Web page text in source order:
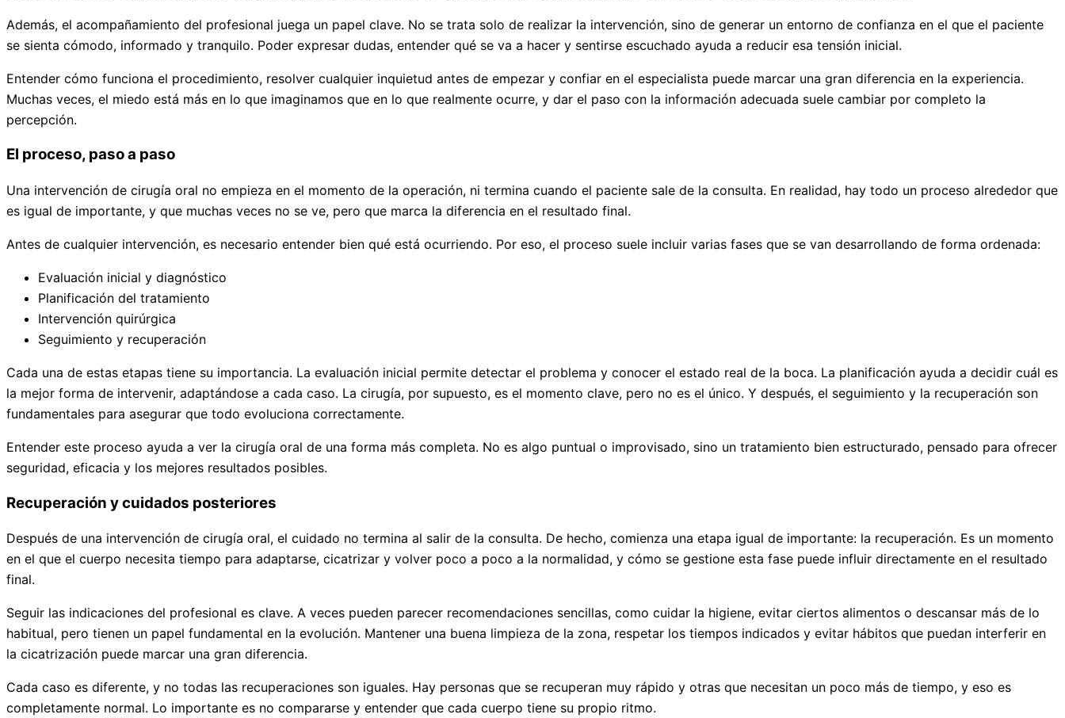
Además, el acompañamiento del profesional juega un papel clave. No se trata solo de realizar la intervención, sino de generar un entorno de confianza en el que el paciente
se sienta cómodo, informado y tranquilo. Poder expresar dudas, entender qué se va a hacer y sentirse escuchado ayuda a reducir esa tensión inicial.
Entender cómo funciona el procedimiento, resolver cualquier inquietud antes de empezar y confiar en el especialista puede marcar una gran diferencia en la experiencia.
Muchas veces, el miedo está más en lo que imaginamos que en lo que realmente ocurre, y dar el paso con la información adecuada suele cambiar por completo la
percepción.
El proceso, paso a paso
Una intervención de cirugía oral no empieza en el momento de la operación, ni termina cuando el paciente sale de la consulta. En realidad, hay todo un proceso alrededor que
es igual de importante, y que muchas veces no se ve, pero que marca la diferencia en el resultado final.
Antes de cualquier intervención, es necesario entender bien qué está ocurriendo. Por eso, el proceso suele incluir varias fases que se van desarrollando de forma ordenada:
Evaluación inicial y diagnóstico
Planificación del tratamiento
Intervención quirúrgica
Seguimiento y recuperación
Cada una de estas etapas tiene su importancia. La evaluación inicial permite detectar el problema y conocer el estado real de la boca. La planificación ayuda a decidir cuál es
la mejor forma de intervenir, adaptándose a cada caso. La cirugía, por supuesto, es el momento clave, pero no es el único. Y después, el seguimiento y la recuperación son
fundamentales para asegurar que todo evoluciona correctamente.
Entender este proceso ayuda a ver la cirugía oral de una forma más completa. No es algo puntual o improvisado, sino un tratamiento bien estructurado, pensado para ofrecer
seguridad, eficacia y los mejores resultados posibles.
Recuperación y cuidados posteriores
Después de una intervención de cirugía oral, el cuidado no termina al salir de la consulta. De hecho, comienza una etapa igual de importante: la recuperación. Es un momento
en el que el cuerpo necesita tiempo para adaptarse, cicatrizar y volver poco a poco a la normalidad, y cómo se gestione esta fase puede influir directamente en el resultado
final.
Seguir las indicaciones del profesional es clave. A veces pueden parecer recomendaciones sencillas, como cuidar la higiene, evitar ciertos alimentos o descansar más de lo
habitual, pero tienen un papel fundamental en la evolución. Mantener una buena limpieza de la zona, respetar los tiempos indicados y evitar hábitos que puedan interferir en
la cicatrización puede marcar una gran diferencia.
Cada caso es diferente, y no todas las recuperaciones son iguales. Hay personas que se recuperan muy rápido y otras que necesitan un poco más de tiempo, y eso es
completamente normal. Lo importante es no compararse y entender que cada cuerpo tiene su propio ritmo.